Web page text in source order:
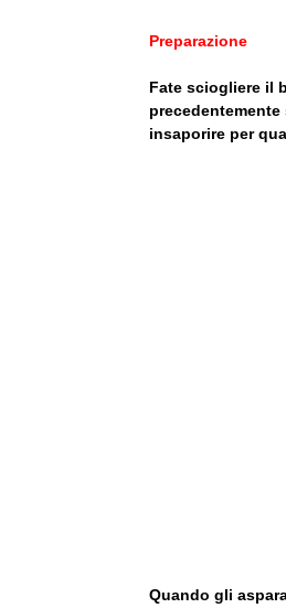
Preparazione
Fate sciogliere il
insaporire per
Quando gli